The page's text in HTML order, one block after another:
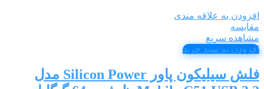
افزودن به علاقه مندی
مقایسه
مشاهده سریع
افزودن به سبد خرید
فلش سیلیکون پاور Silicon Power مدل